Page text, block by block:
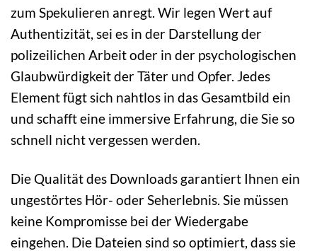
zum Spekulieren anregt. Wir legen Wert auf
Authentizität, sei es in der Darstellung der
polizeilichen Arbeit oder in der psychologischen
Glaubwürdigkeit der Täter und Opfer. Jedes
Element fügt sich nahtlos in das Gesamtbild ein
und schafft eine immersive Erfahrung, die Sie so
schnell nicht vergessen werden.
Die Qualität des Downloads garantiert Ihnen ein
ungestörtes Hör- oder Seherlebnis. Sie müssen
keine Kompromisse bei der Wiedergabe
eingehen. Die Dateien sind so optimiert, dass sie